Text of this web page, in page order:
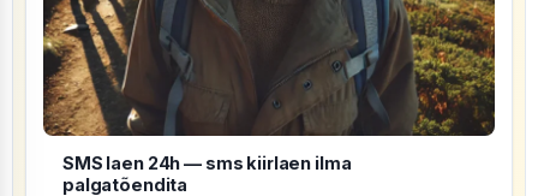
SMS laen 24h — sms kiirlaen ilma
palgatõendita